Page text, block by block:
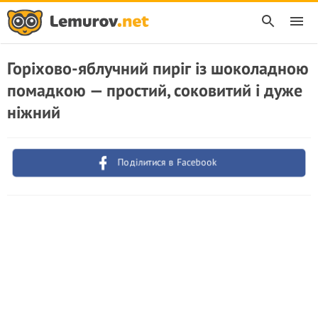
Горіхово-яблучний пиріг із шоколадною
помадкою — простий, соковитий і дуже
ніжний
Поділитися в Facebook